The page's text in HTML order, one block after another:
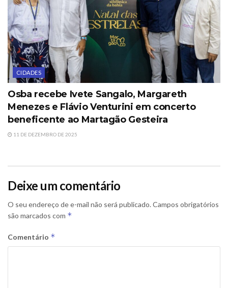
CIDADES
Osba recebe Ivete Sangalo, Margareth
Menezes e Flávio Venturini em concerto
beneficente ao Martagão Gesteira
11 DE DEZEMBRO DE 2025
Deixe um comentário
O seu endereço de e-mail não será publicado. Campos obrigatórios
são marcados com *
Comentário *